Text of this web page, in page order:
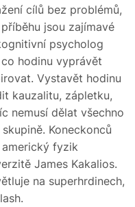
cílů bez problémů,
jsou zajímavé
psycholog
hodinu vyprávět
Vystavět hodinu
kauzalitu, zápletku,
nemusí dělat všechno
Koneckonců
fyzik
James Kakalios.
na superhrdinech,